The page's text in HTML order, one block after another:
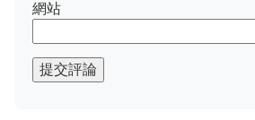
網站
提交評論